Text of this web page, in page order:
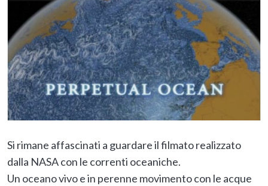
Si rimane affascinati a guardare il filmato realizzato
dalla NASA con le correnti oceaniche.
Un oceano vivo e in perenne movimento con le acque